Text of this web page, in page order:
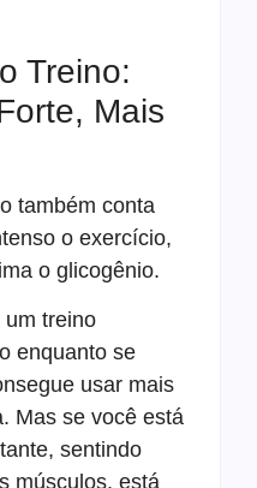
Treino:
Mais
também conta
o exercício,
o glicogênio.
um treino
enquanto se
usar mais
Mas se você está
sentindo
músculos, está